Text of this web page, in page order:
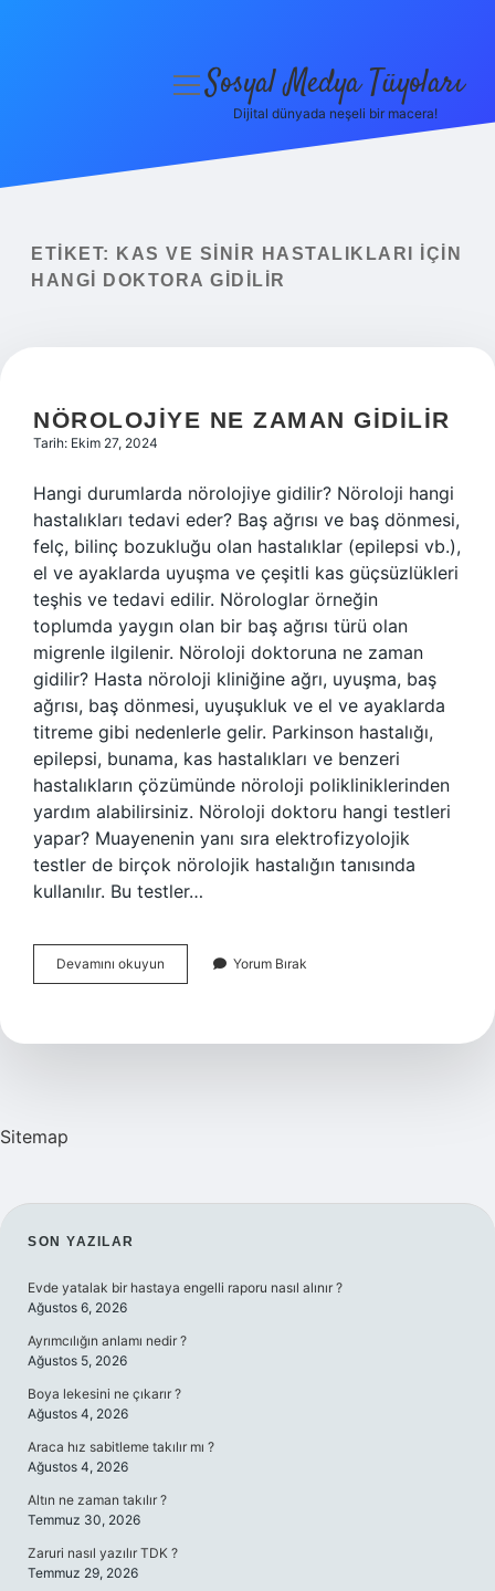
Yasal Uyarı
menüyüSosyal Medya Tüyoları
Dijital dünyada neşeli bir macera!
ETIKET:
KAS VE SINIR HASTALIKLARI IÇIN
HANGI DOKTORA GIDILIR
NÖROLOJIYE NE ZAMAN GIDILIR
Tarih: Ekim 27, 2024
Hangi durumlarda nörolojiye gidilir? Nöroloji hangi
hastalıkları tedavi eder? Baş ağrısı ve baş dönmesi,
felç, bilinç bozukluğu olan hastalıklar (epilepsi vb.),
el ve ayaklarda uyuşma ve çeşitli kas güçsüzlükleri
teşhis ve tedavi edilir. Nörologlar örneğin
toplumda yaygın olan bir baş ağrısı türü olan
migrenle ilgilenir. Nöroloji doktoruna ne zaman
gidilir? Hasta nöroloji kliniğine ağrı, uyuşma, baş
ağrısı, baş dönmesi, uyuşukluk ve el ve ayaklarda
titreme gibi nedenlerle gelir. Parkinson hastalığı,
epilepsi, bunama, kas hastalıkları ve benzeri
hastalıkların çözümünde nöroloji polikliniklerinden
yardım alabilirsiniz. Nöroloji doktoru hangi testleri
yapar? Muayenenin yanı sıra elektrofizyolojik
testler de birçok nörolojik hastalığın tanısında
kullanılır. Bu testler…
Devamını okuyun Nörolojiye
Ne
Yorum Bırak
Sitemap
SIDEBAR
SON YAZILAR
Evde yatalak bir hastaya engelli raporu nasıl alınır ?
Ağustos 6, 2026
Ayrımcılığın anlamı nedir ?
Ağustos 5, 2026
Boya lekesini ne çıkarır ?
Ağustos 4, 2026
Araca hız sabitleme takılır mı ?
Ağustos 4, 2026
Altın ne zaman takılır ?
Temmuz 30, 2026
Zaruri nasıl yazılır TDK ?
Temmuz 29, 2026